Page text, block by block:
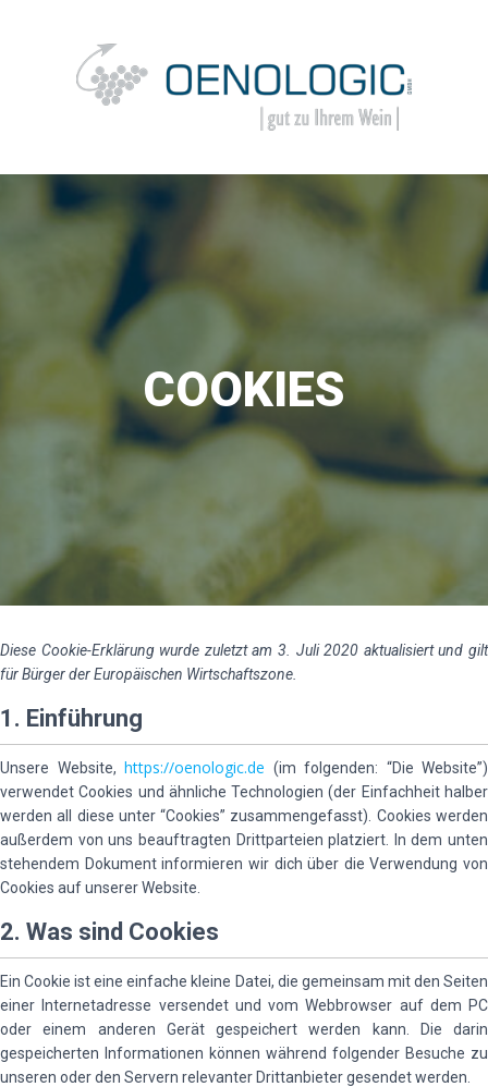
Inhalt
COOKIES
Diese Cookie-Erklärung wurde zuletzt am 3. Juli 2020 aktualisiert und gilt
für Bürger der Europäischen Wirtschaftszone.
1. Einführung
Unsere Website, https://oenologic.de (im folgenden: “Die Website”)
verwendet Cookies und ähnliche Technologien (der Einfachheit halber
werden all diese unter “Cookies” zusammengefasst). Cookies werden
außerdem von uns beauftragten Drittparteien platziert. In dem unten
stehendem Dokument informieren wir dich über die Verwendung von
Cookies auf unserer Website.
2. Was sind Cookies
Ein Cookie ist eine einfache kleine Datei, die gemeinsam mit den Seiten
einer Internetadresse versendet und vom Webbrowser auf dem PC
oder einem anderen Gerät gespeichert werden kann. Die darin
gespeicherten Informationen können während folgender Besuche zu
unseren oder den Servern relevanter Drittanbieter gesendet werden.